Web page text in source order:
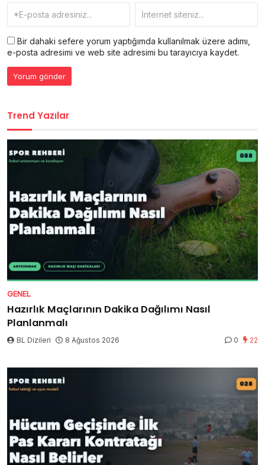
Bir dahaki sefere yorum yaptığımda kullanılmak üzere adımı,
e-posta adresimi ve web site adresimi bu tarayıcıya kaydet.
Trend Yazılar
GENEL
Hazırlık Maçlarının Dakika Dağılımı Nasıl
Planlanmalı
BL Dizileri 8 Ağustos 2026 0 22